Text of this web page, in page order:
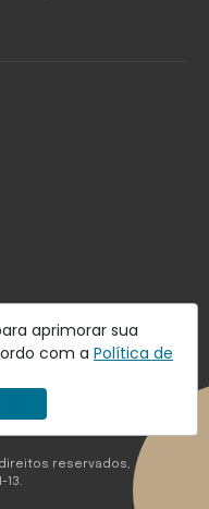
aprimorar sua
com a Política de
direitos reservados,
13.